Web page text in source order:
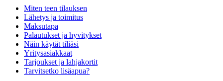
Miten teen tilauksen
Lähetys ja toimitus
Maksutapa
Palautukset ja hyvitykset
Näin käytät tiliäsi
Yritysasiakkaat
Tarjoukset ja lahjakortit
Tarvitsetko lisäapua?